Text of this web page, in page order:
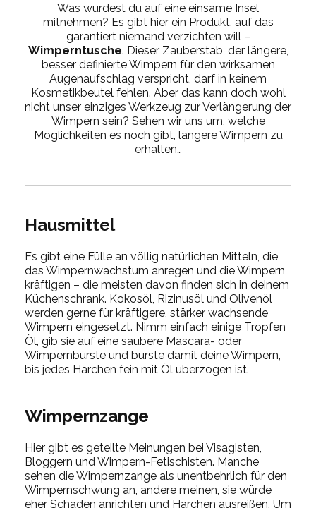
Was würdest du auf eine einsame Insel
mitnehmen? Es gibt hier ein Produkt, auf das
garantiert niemand verzichten will –
Wimperntusche. Dieser Zauberstab, der längere,
besser definierte Wimpern für den wirksamen
Augenaufschlag verspricht, darf in keinem
Kosmetikbeutel fehlen. Aber das kann doch wohl
nicht unser einziges Werkzeug zur Verlängerung der
Wimpern sein? Sehen wir uns um, welche
Möglichkeiten es noch gibt, längere Wimpern zu
erhalten…
Hausmittel
Es gibt eine Fülle an völlig natürlichen Mitteln, die
das Wimpernwachstum anregen und die Wimpern
kräftigen – die meisten davon finden sich in deinem
Küchenschrank. Kokosöl, Rizinusöl und Olivenöl
werden gerne für kräftigere, stärker wachsende
Wimpern eingesetzt. Nimm einfach einige Tropfen
Öl, gib sie auf eine saubere Mascara- oder
Wimpernbürste und bürste damit deine Wimpern,
bis jedes Härchen fein mit Öl überzogen ist.
Wimpernzange
Hier gibt es geteilte Meinungen bei Visagisten,
Bloggern und Wimpern-Fetischisten. Manche
sehen die Wimpernzange als unentbehrlich für den
Wimpernschwung an, andere meinen, sie würde
eher Schaden anrichten und Härchen ausreißen. Um